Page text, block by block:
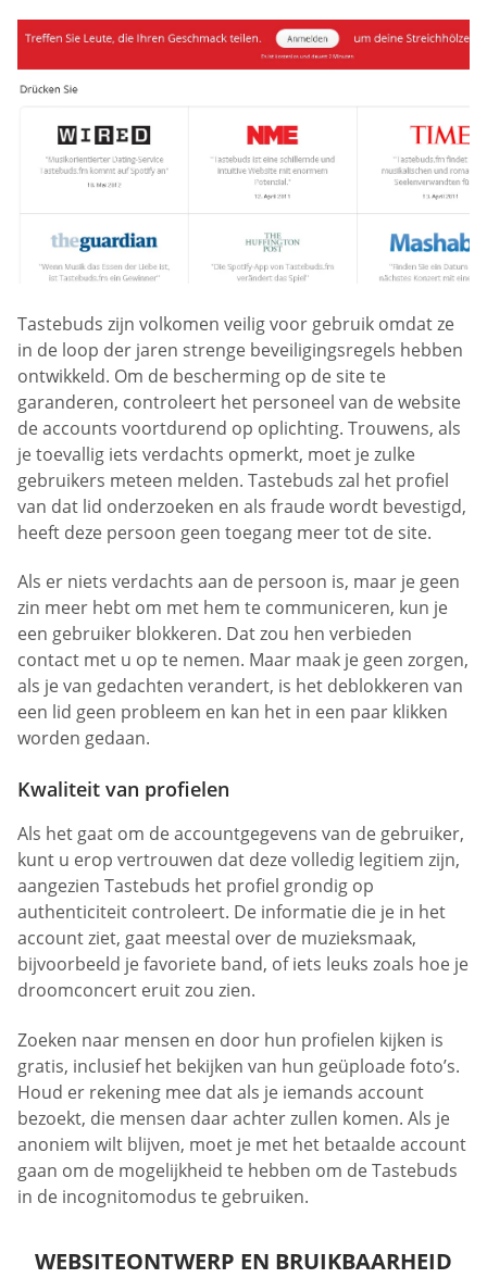
Tastebuds zijn volkomen veilig voor gebruik omdat ze
in de loop der jaren strenge beveiligingsregels hebben
ontwikkeld. Om de bescherming op de site te
garanderen, controleert het personeel van de website
de accounts voortdurend op oplichting. Trouwens, als
je toevallig iets verdachts opmerkt, moet je zulke
gebruikers meteen melden. Tastebuds zal het profiel
van dat lid onderzoeken en als fraude wordt bevestigd,
heeft deze persoon geen toegang meer tot de site.
Als er niets verdachts aan de persoon is, maar je geen
zin meer hebt om met hem te communiceren, kun je
een gebruiker blokkeren. Dat zou hen verbieden
contact met u op te nemen. Maar maak je geen zorgen,
als je van gedachten verandert, is het deblokkeren van
een lid geen probleem en kan het in een paar klikken
worden gedaan.
Kwaliteit van profielen
Als het gaat om de accountgegevens van de gebruiker,
kunt u erop vertrouwen dat deze volledig legitiem zijn,
aangezien Tastebuds het profiel grondig op
authenticiteit controleert. De informatie die je in het
account ziet, gaat meestal over de muzieksmaak,
bijvoorbeeld je favoriete band, of iets leuks zoals hoe je
droomconcert eruit zou zien.
Zoeken naar mensen en door hun profielen kijken is
gratis, inclusief het bekijken van hun geüploade foto’s.
Houd er rekening mee dat als je iemands account
bezoekt, die mensen daar achter zullen komen. Als je
anoniem wilt blijven, moet je met het betaalde account
gaan om de mogelijkheid te hebben om de Tastebuds
in de incognitomodus te gebruiken.
WEBSITEONTWERP EN BRUIKBAARHEID